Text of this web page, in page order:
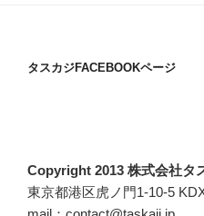
タスカジFACEBOOKページ
Copyright 2013 株式会社タ
東京都港区虎ノ門1-10-5